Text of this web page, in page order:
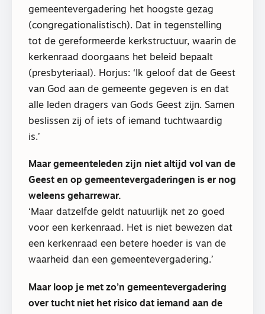
gemeentevergadering het hoogste gezag
(congregationalistisch). Dat in tegenstelling
tot de gereformeerde kerkstructuur, waarin de
kerkenraad doorgaans het beleid bepaalt
(presbyteriaal). Horjus: ‘Ik geloof dat de Geest
van God aan de gemeente gegeven is en dat
alle leden dragers van Gods Geest zijn. Samen
beslissen zij of iets of iemand tuchtwaardig
is.’
Maar gemeenteleden zijn niet altijd vol van de
Geest en op gemeentevergaderingen is er nog
weleens geharrewar.
‘Maar datzelfde geldt natuurlijk net zo goed
voor een kerkenraad. Het is niet bewezen dat
een kerkenraad een betere hoeder is van de
waarheid dan een gemeentevergadering.’
Maar loop je met zo’n gemeentevergadering
over tucht niet het risico dat iemand aan de